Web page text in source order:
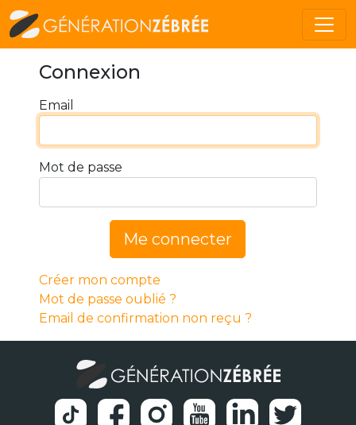
Connexion
Email
Mot de passe
Me connecter
Créer mon compte
Mot de passe oublié ?
Email de confirmation non reçu ?